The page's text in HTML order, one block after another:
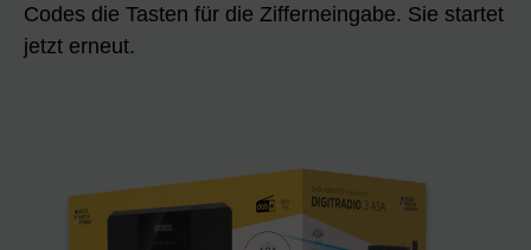
Codes die Tasten für die Zifferneingabe. Sie startet
jetzt erneut.